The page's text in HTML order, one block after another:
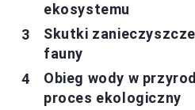
ekosystemu
Skutki
fauny
Obieg wody w
proces ekologiczny